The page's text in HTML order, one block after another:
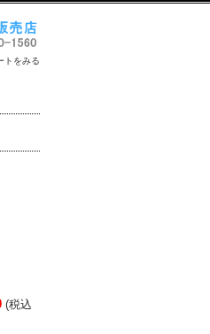
トをみる
(税込